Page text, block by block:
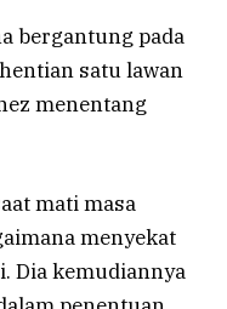
bergantung pada
satu lawan
menentang
mati masa
menyekat
Dia kemudiannya